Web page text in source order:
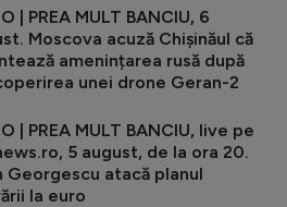
| PREA MULT BANCIU, 6
Moscova acuză Chișinăul că
amenințarea rusă după
unei drone Geran-2
| PREA MULT BANCIU, live pe
5 august, de la ora 20.
Georgescu atacă planul
la euro